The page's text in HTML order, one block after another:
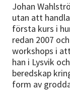
Johan
utan att
första kurs i
redan 2007
workshops i
han i Lysvik
beredskap
form av